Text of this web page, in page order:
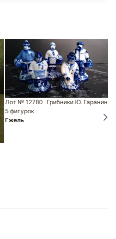
Лот № 12780 Грибники Ю. Гаранин,
5 фигурок
Гжель